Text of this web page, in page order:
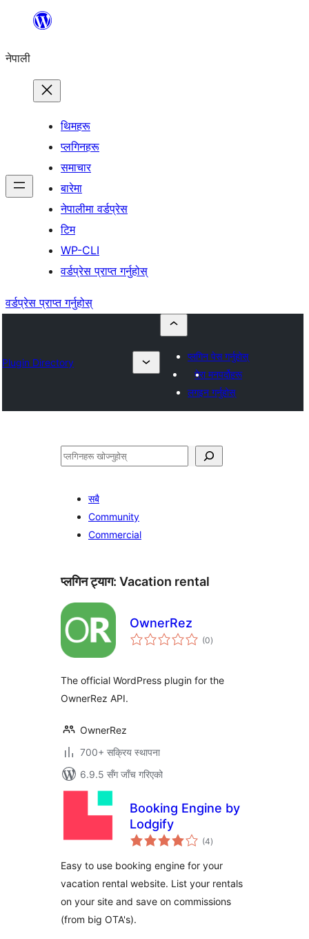
सामग्रीमा
नेपाली
थिमहरू
प्लगिनहरू
समाचार
बारेमा
नेपालीमा वर्डप्रेस
टिम
WP-CLI
वर्डप्रेस प्राप्त गर्नुहोस्
वर्डप्रेस प्राप्त गर्नुहोस्
Plugin Directory
प्लगिन पेस गर्नुहोस्
मेरा मनपर्दोहरू
लगइन गर्नुहोस्
खोज्नुहोस्
सबै
Community
Commercial
प्लगिन ट्याग: Vacation rental
OwnerRez
(0कुल
रेटिङ्गहरू
)
The official WordPress plugin for the
OwnerRez API.
OwnerRez
700+ सक्रिय स्थापना
6.9.5 सँग जाँच गरिएको
Booking Engine by
Lodgify
(4कुल
रेटिङ्गहरू
)
Easy to use booking engine for your
vacation rental website. List your rentals
on your site and save on commissions
(from big OTA's).